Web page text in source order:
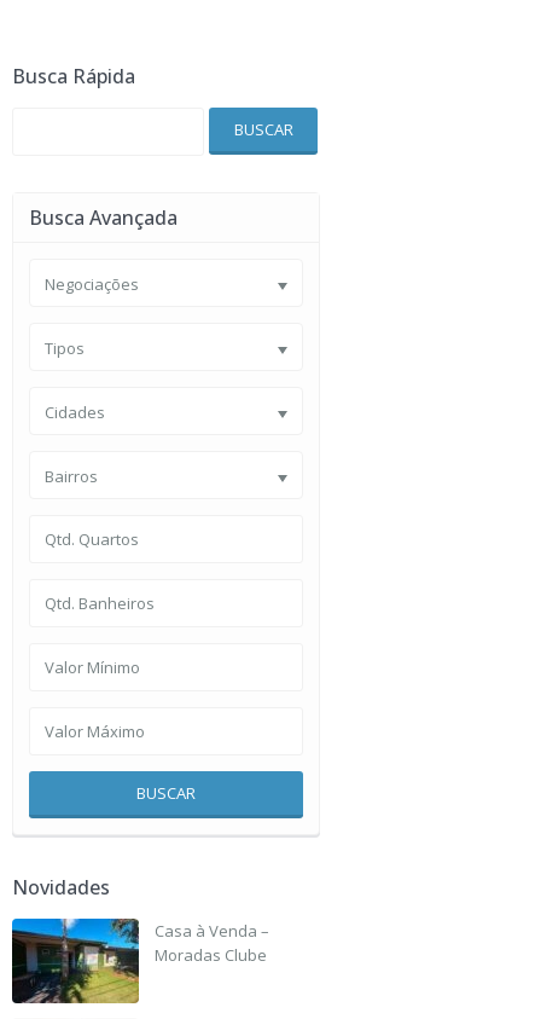
Busca Rápida
BUSCAR
Busca Avançada
Negociações
Tipos
Cidades
Bairros
BUSCAR
Novidades
Casa à Venda –
Moradas Clube